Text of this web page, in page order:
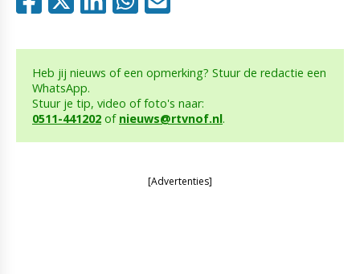
Heb jij nieuws of een opmerking? Stuur de redactie een
WhatsApp.
Stuur je tip, video of foto's naar:
0511-441202 of nieuws@rtvnof.nl.
[Advertenties]